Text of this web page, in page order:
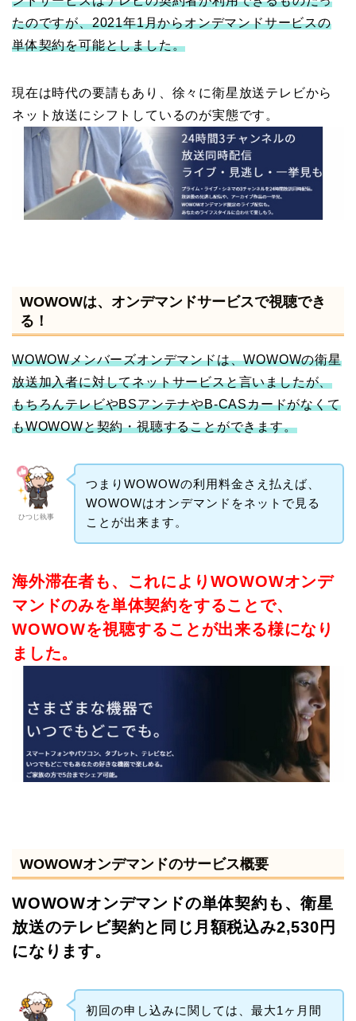
たのですが、2021年1月からオンデマンドサービスの
単体契約を可能としました。
現在は時代の要請もあり、徐々に衛星放送テレビから
ネット放送にシフトしているのが実態です。
WOWOWは、オンデマンドサービスで視聴でき
る！
WOWOWメンバーズオンデマンドは、WOWOWの衛星
放送加入者に対してネットサービスと言いましたが、
もちろんテレビやBSアンテナやB-CASカードがなくて
もWOWOWと契約・視聴することができます。
ひつじ執事
つまりWOWOWの利用料金さえ払えば、
WOWOWはオンデマンドをネットで見る
ことが出来ます。
海外滞在者も、これによりWOWOWオンデ
マンドのみを単体契約をすることで、
WOWOWを視聴することが出来る様になり
ました。
WOWOWオンデマンドのサービス概要
WOWOWオンデマンドの単体契約も、衛星
放送のテレビ契約と同じ月額税込み2,530円
になります。
初回の申し込みに関しては、最大1ヶ月間